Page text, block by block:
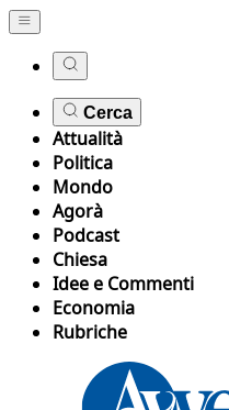
Cerca
Attualità
Politica
Mondo
Agorà
Podcast
Chiesa
Idee e Commenti
Economia
Rubriche